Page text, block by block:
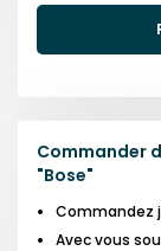
Commander
"Bose"
Commandez
Avec vous